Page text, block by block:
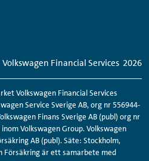
Financial Services 2026
Volkswagen Financial Services
Service Sverige AB, org nr 556944-
Finans Sverige AB (publ) org nr
Volkswagen Group. Volkswagen
AB (publ). Säte: Stockholm,
Försäkring är ett samarbete med